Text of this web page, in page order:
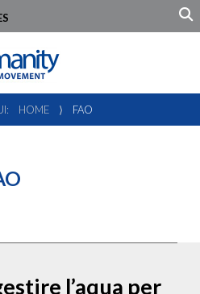
HOME ⟩ FAO
l’aqua per